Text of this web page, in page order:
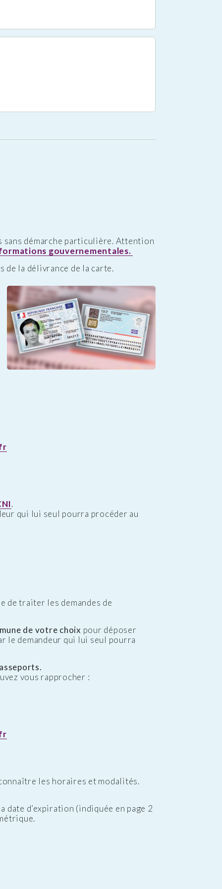
sans démarche particulière. Attention
gouvernementales.
de la délivrance de la carte.
.
qui lui seul pourra procéder au
de traiter les demandes de
de votre choix pour déposer
le demandeur qui lui seul pourra
vous rapprocher :
les horaires et modalités.
d’expiration (indiquée en page 2